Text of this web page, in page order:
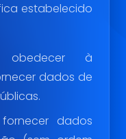
estabelecido
à
dados de
dados